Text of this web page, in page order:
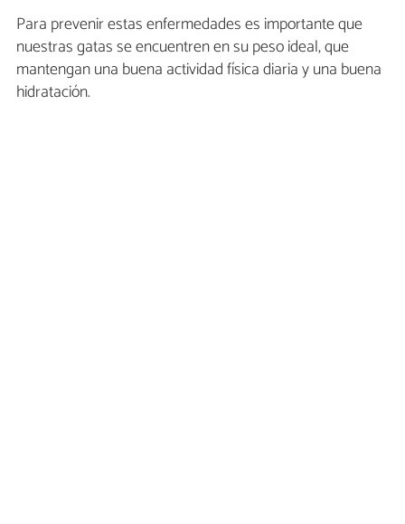
Para prevenir estas enfermedades es importante que
nuestras gatas se encuentren en su peso ideal, que
mantengan una buena actividad física diaria y una buena
hidratación.